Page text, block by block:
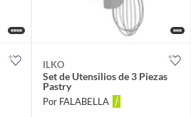
ILKO
Set de Utensilios de 3 Piezas
Pastry
Por FALABELLA